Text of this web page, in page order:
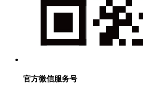
官方微信服务号